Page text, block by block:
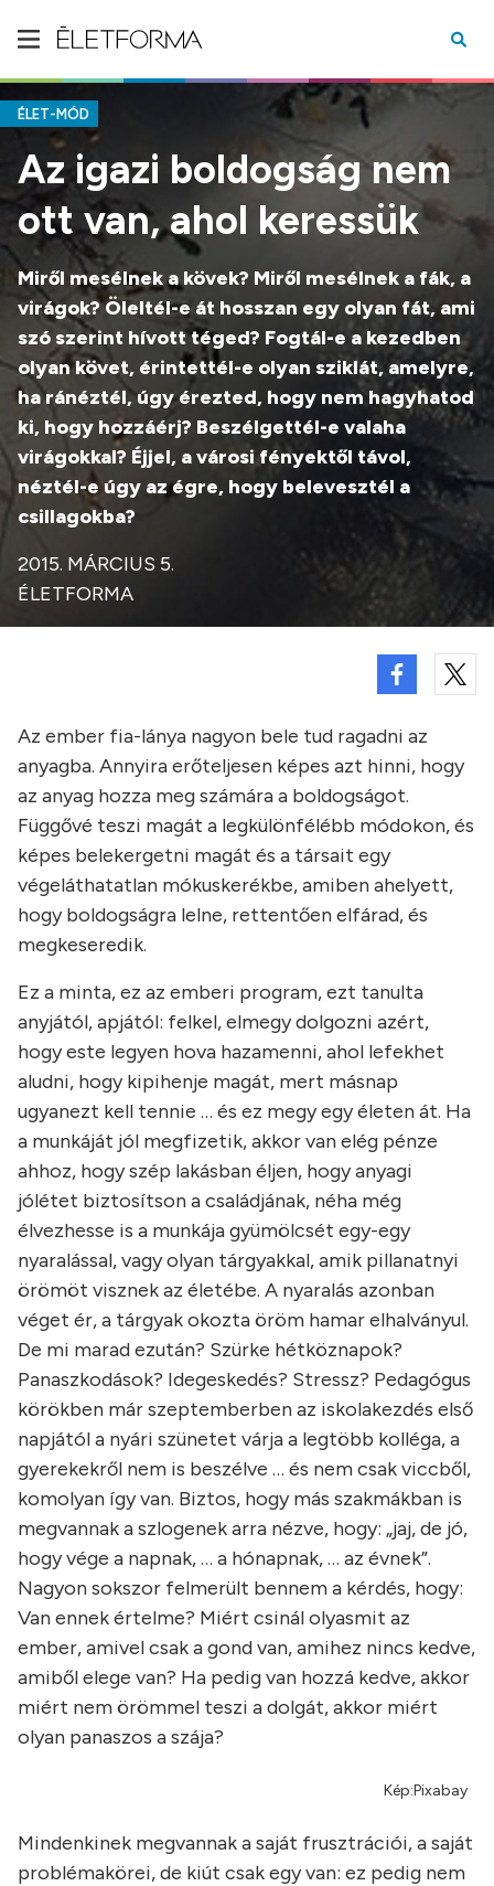
ÉLET-MÓD
Az igazi boldogság nem
ott van, ahol keressük
Miről mesélnek a kövek? Miről mesélnek a fák, a
virágok? Öleltél-e át hosszan egy olyan fát, ami
szó szerint hívott téged? Fogtál-e a kezedben
olyan követ, érintettél-e olyan sziklát, amelyre,
ha ránéztél, úgy érezted, hogy nem hagyhatod
ki, hogy hozzáérj? Beszélgettél-e valaha
virágokkal? Éjjel, a városi fényektől távol,
néztél-e úgy az égre, hogy belevesztél a
csillagokba?
2015. MÁRCIUS 5.
ÉLETFORMA
Az ember fia-lánya nagyon bele tud ragadni az
anyagba. Annyira erőteljesen képes azt hinni, hogy
az anyag hozza meg számára a boldogságot.
Függővé teszi magát a legkülönfélébb módokon, és
képes belekergetni magát és a társait egy
végeláthatatlan mókuskerékbe, amiben ahelyett,
hogy boldogságra lelne, rettentően elfárad, és
megkeseredik.
Ez a minta, ez az emberi program, ezt tanulta
anyjától, apjától: felkel, elmegy dolgozni azért,
hogy este legyen hova hazamenni, ahol lefekhet
aludni, hogy kipihenje magát, mert másnap
ugyanezt kell tennie … és ez megy egy életen át. Ha
a munkáját jól megfizetik, akkor van elég pénze
ahhoz, hogy szép lakásban éljen, hogy anyagi
jólétet biztosítson a családjának, néha még
élvezhesse is a munkája gyümölcsét egy-egy
nyaralással, vagy olyan tárgyakkal, amik pillanatnyi
örömöt visznek az életébe. A nyaralás azonban
véget ér, a tárgyak okozta öröm hamar elhalványul.
De mi marad ezután? Szürke hétköznapok?
Panaszkodások? Idegeskedés? Stressz? Pedagógus
körökben már szeptemberben az iskolakezdés első
napjától a nyári szünetet várja a legtöbb kolléga, a
gyerekekről nem is beszélve … és nem csak viccből,
komolyan így van. Biztos, hogy más szakmákban is
megvannak a szlogenek arra nézve, hogy: „jaj, de jó,
hogy vége a napnak, … a hónapnak, … az évnek”.
Nagyon sokszor felmerült bennem a kérdés, hogy:
Van ennek értelme? Miért csinál olyasmit az
ember, amivel csak a gond van, amihez nincs kedve,
amiből elege van? Ha pedig van hozzá kedve, akkor
miért nem örömmel teszi a dolgát, akkor miért
olyan panaszos a szája?
Kép:Pixabay
Mindenkinek megvannak a saját frusztrációi, a saját
problémakörei, de kiút csak egy van: ez pedig nem